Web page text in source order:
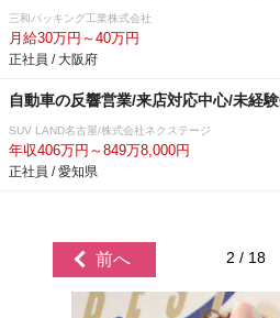
三和パッキング工業株式会社
月給30万円～40万円
正社員 / 大阪府
自動車の反響営業/来店対応中心/未経
SUV LAND名古屋/株式会社ネクステージ
年収406万円～849万8,000円
正社員 / 愛知県
前へ 2 / 18